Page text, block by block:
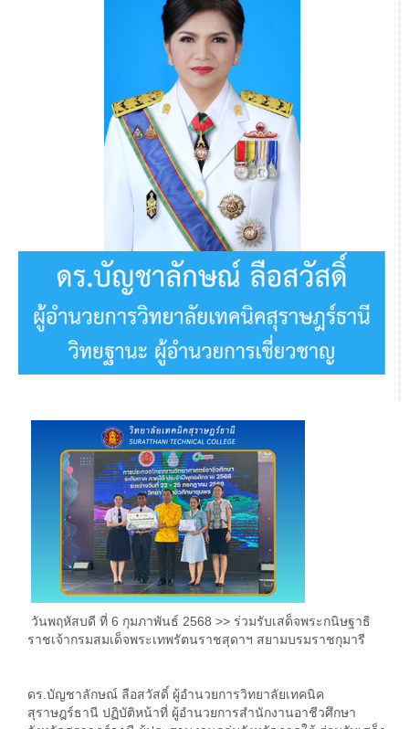
วันพฤหัสบดี ที่ 6 กุมภาพันธ์ 2568 >> ร่วมรับเสด็จพระกนิษฐาธิ
ราชเจ้ากรมสมเด็จพระเทพรัตนราชสุดาฯ สยามบรมราชกุมารี
ดร.บัญชาลักษณ์ ลือสวัสดิ์ ผู้อำนวยการวิทยาลัยเทคนิค
สุราษฎร์ธานี ปฏิบัติหน้าที่ ผู้อำนวยการสำนักงานอาชีวศึกษา